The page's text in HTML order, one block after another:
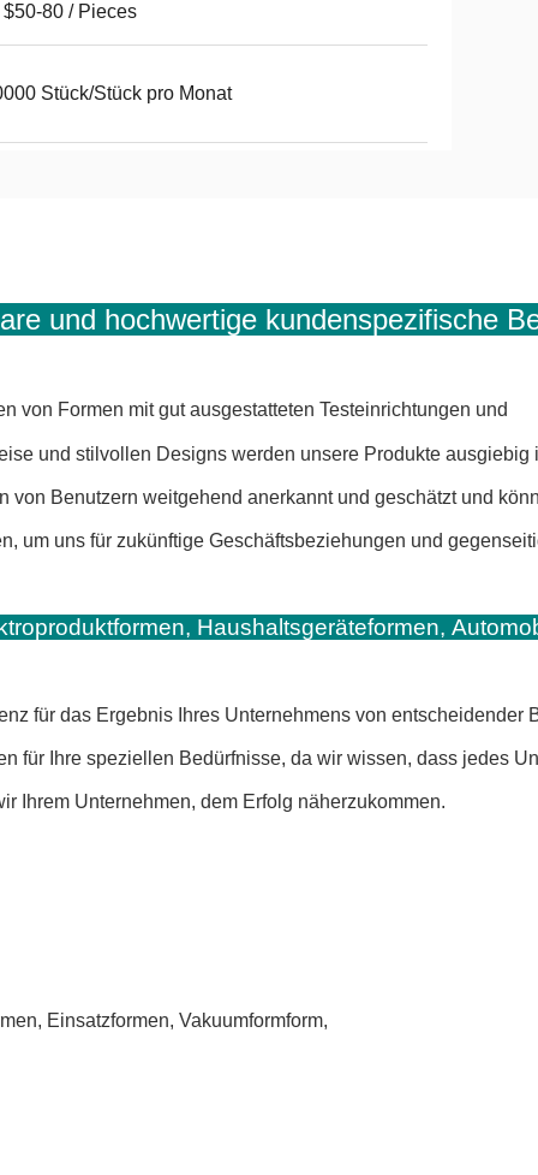
80 / Pieces
Stück/Stück pro Monat
und hochwertige kundenspezifische
von Formen mit gut ausgestatteten Testeinrichtungen und
und stilvollen Designs werden unsere Produkte ausgiebig
Benutzern weitgehend anerkannt und geschätzt und
um uns für zukünftige Geschäftsbeziehungen und
Haushaltsgeräteformen,
für das Ergebnis Ihres Unternehmens von entscheidender
für Ihre speziellen Bedürfnisse, da wir wissen, dass jedes
Ihrem Unternehmen, dem Erfolg näherzukommen.
Einsatzformen, Vakuumformform,